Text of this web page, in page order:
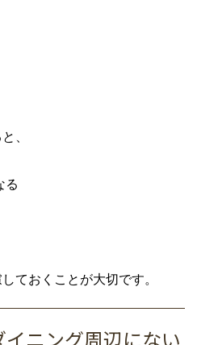
、
る
ておくことが大切です。
ニング周辺にない